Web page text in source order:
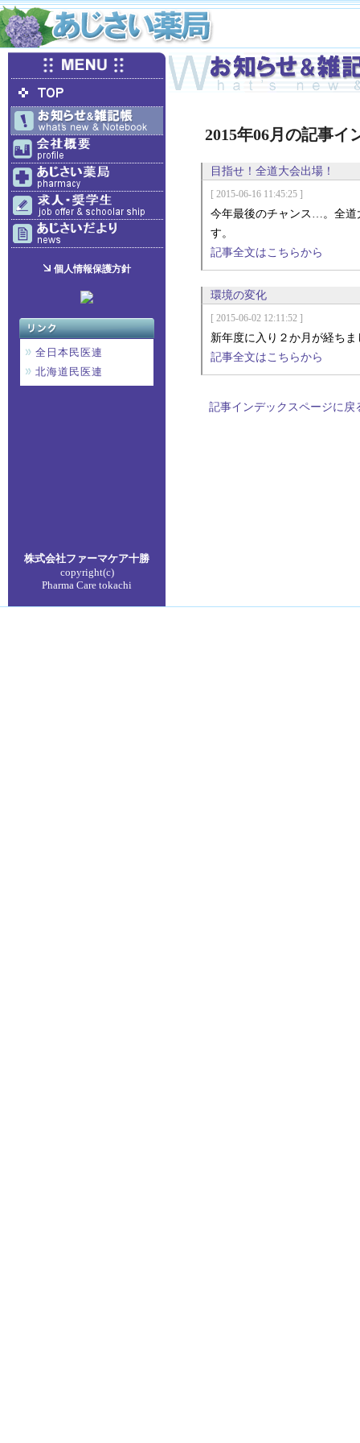
個人情報保護方針
全日本民医連
北海道民医連
2015年06月の記事イ
目指せ！全道大会出場！
[ 2015-06-16 11:45:25 ]
今年最後のチャンス…。全道
す。
記事全文はこちらから
環境の変化
[ 2015-06-02 12:11:52 ]
新年度に入り２か月が経ちま
記事全文はこちらから
記事インデックスページに戻
株式会社ファーマケア十勝
copyright(c)
Pharma Care tokachi